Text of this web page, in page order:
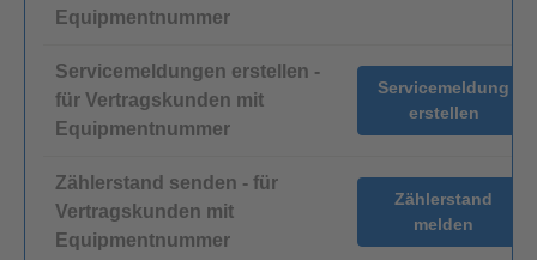
Equipmentnummer
Servicemeldungen erstellen -
für Vertragskunden mit
Equipmentnummer
Servicemeldung
erstellen
Zählerstand senden - für
Vertragskunden mit
Equipmentnummer
Zählerstand
melden